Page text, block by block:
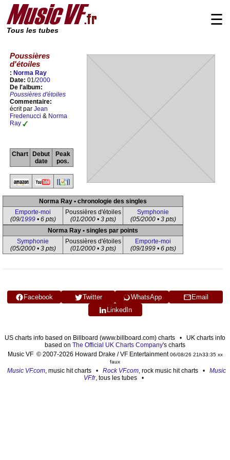
Tous les tubes
☰
Poussières
d'étoiles
: Norma Ray
Date: 01/2000
De l'album:
Poussières d'étoiles
Commentaire:
écrit par Jean
Fredenucci & Norma
Ray
Chart
Debut
date
Peak
pos.
Norma Ray • chronologie des singles
Emporte-moi
(09/1999• 6 pts)
Poussières d'étoiles
(01/2000 • 3 pts)
Symphonie
(05/2000 • 3 pts)
Norma Ray • singles par points
Symphonie
(05/2000 • 3 pts)
Poussières d'étoiles
(01/2000 • 3 pts)
Emporte-moi
(09/1999 • 6 pts)
Facebook Twitter WhatsApp
Email
LinkedIn
US charts info based on Billboard (www.billboard.com) charts • UK charts info
based on The Official UK Charts Company's charts
Music VF © 2007-2026 Howard Drake / VF Entertainment06/08/26 21h33:35 xx
faux
Music VF.com, music hit charts • Rock VF.com, rock music hit charts • Music
VF.fr, tous les tubes •